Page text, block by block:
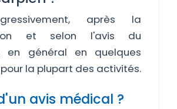
après la
et selon l'avis du
en général en quelques
la plupart des activités.
avis médical ?